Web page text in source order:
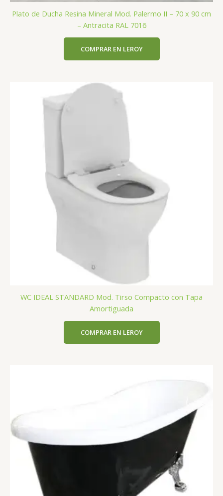
Plato de Ducha Resina Mineral Mod. Palermo II – 70 x 90 cm
– Antracita RAL 7016
COMPRAR EN LEROY
WC IDEAL STANDARD Mod. Tirso Compacto con Tapa
Amortiguada
COMPRAR EN LEROY